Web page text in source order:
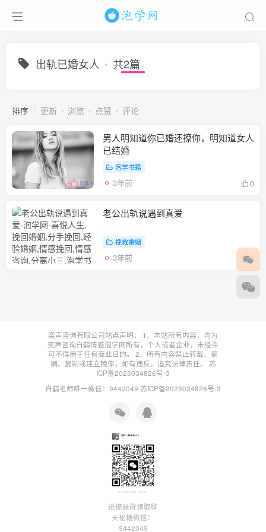
出轨已婚女人 共2篇
排序 更新 浏览 点赞 评论
男人明知道你已婚还撩你，明知道女人
已结婚
泡学书籍
3年前 0
老公出轨说遇到真爱
挽救婚姻
3年前 0
奕声咨询有限公司站点声明： 1、本站所有内容，均为
奕声咨询白鹤情感泡学网所有，个人或者企业，未经许
可不得用于任何商业目的。 2、所有内容禁止转载、摘
编、复制或建立镜像，如有违反，追究法律责任。 苏
ICP备2023034826号-3
白鹤老师唯一微信：9442049 苏ICP备2023034826号-3
进撩妹群领取聊
天秘籍微信：
9442049